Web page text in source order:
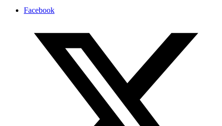
Facebook